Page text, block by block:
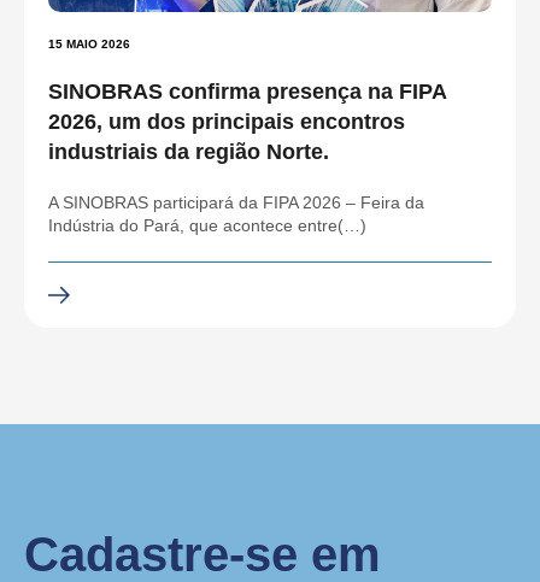
15 MAIO 2026
SINOBRAS confirma presença na FIPA
2026, um dos principais encontros
industriais da região Norte.
A SINOBRAS participará da FIPA 2026 – Feira da
Indústria do Pará, que acontece entre(…)
Cadastre-se em